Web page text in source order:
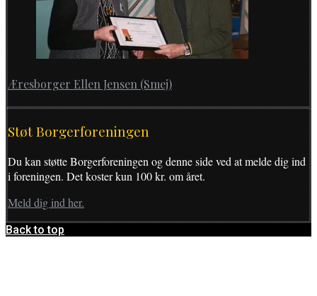
Æresborger Ellen Jensen (Smej)
Støt Borgerforeningen
Du kan støtte Borgerforeningen og denne side ved at melde dig ind
i foreningen. Det koster kun 100 kr. om året.
Meld dig ind her.
Back to top